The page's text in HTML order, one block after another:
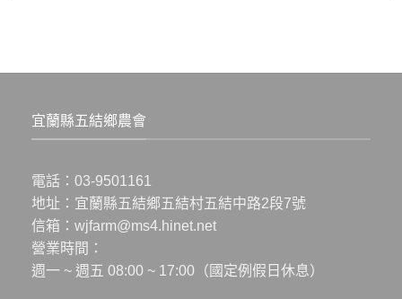
宜蘭縣五結鄉農會
電話： 03-9501161
地址： 宜蘭縣五結鄉五結村五結中路2段7號
信箱： wjfarm@ms4.hinet.net
營業時間：
週一 ~ 週五 08:00 ~ 17:00（國定例假日休息）